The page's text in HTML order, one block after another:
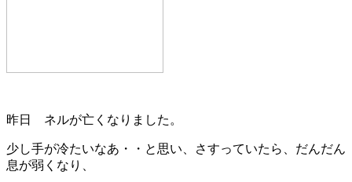
昨日 ネルが亡くなりました。
少し手が冷たいなあ・・と思い、さすっていたら、だんだん
息が弱くなり、